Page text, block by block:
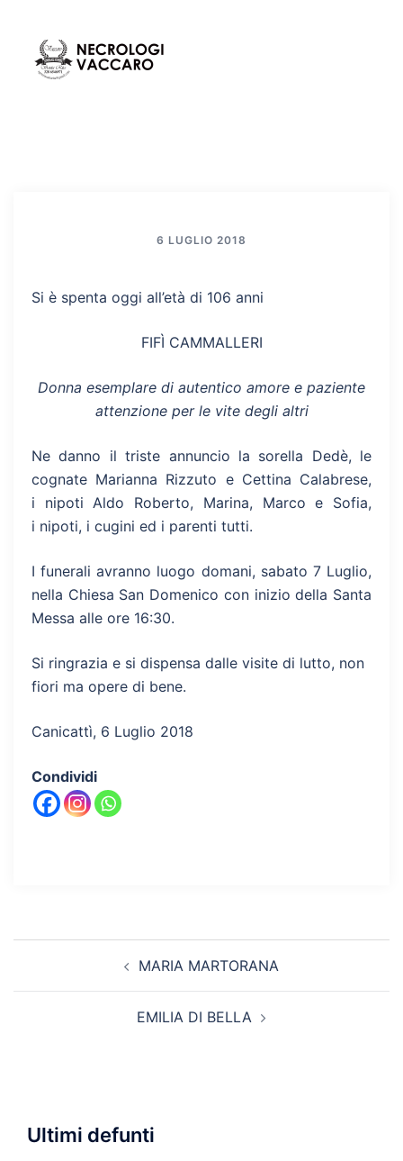
contenuto
6 LUGLIO 2018
Si è spenta oggi all’età di 106 anni
FIFÌ CAMMALLERI
Donna esemplare di autentico amore e paziente
attenzione per le vite degli altri
Ne danno il triste annuncio la sorella Dedè, le
cognate Marianna Rizzuto e Cettina Calabrese,
i nipoti Aldo Roberto, Marina, Marco e Sofia,
i nipoti, i cugini ed i parenti tutti.
I funerali avranno luogo domani, sabato 7 Luglio,
nella Chiesa San Domenico con inizio della Santa
Messa alle ore 16:30.
Si ringrazia e si dispensa dalle visite di lutto, non
fiori ma opere di bene.
Canicattì, 6 Luglio 2018
Condividi
MARIA MARTORANA
EMILIA DI BELLA
Ultimi defunti